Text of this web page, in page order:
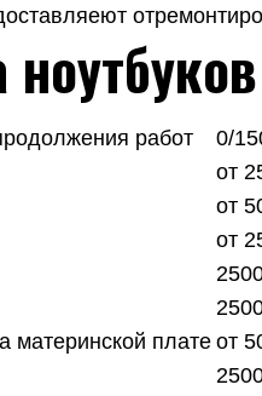
работ 0/
от
от
от
материнской плате от